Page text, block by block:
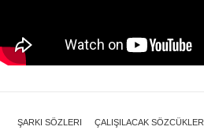
ŞARKI SÖZLERI ÇALIŞILACAK SÖZCÜKLER